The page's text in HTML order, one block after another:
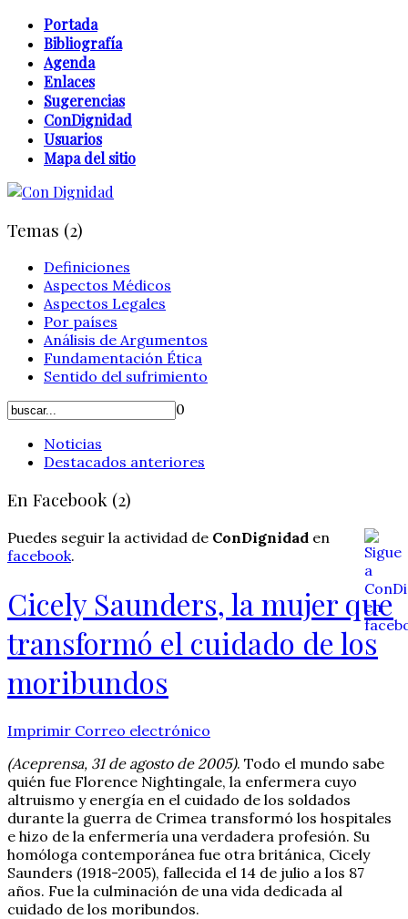
Portada
Bibliografía
Agenda
Enlaces
Sugerencias
ConDignidad
Usuarios
Mapa del sitio
Temas (2)
Definiciones
Aspectos Médicos
Aspectos Legales
Por países
Análisis de Argumentos
Fundamentación Ética
Sentido del sufrimiento
0
Noticias
Destacados anteriores
En Facebook (2)
Puedes seguir la actividad de ConDignidad en
facebook.
Cicely Saunders, la mujer que
transformó el cuidado de los
moribundos
Imprimir Correo electrónico
(Aceprensa, 31 de agosto de 2005). Todo el mundo sabe
quién fue Florence Nightingale, la enfermera cuyo
altruismo y energía en el cuidado de los soldados
durante la guerra de Crimea transformó los hospitales
e hizo de la enfermería una verdadera profesión. Su
homóloga contemporánea fue otra británica, Cicely
Saunders (1918-2005), fallecida el 14 de julio a los 87
años. Fue la culminación de una vida dedicada al
cuidado de los moribundos.